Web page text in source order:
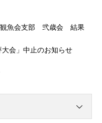
魚会支部 弐歳会 結果
大会」中止のお知らせ